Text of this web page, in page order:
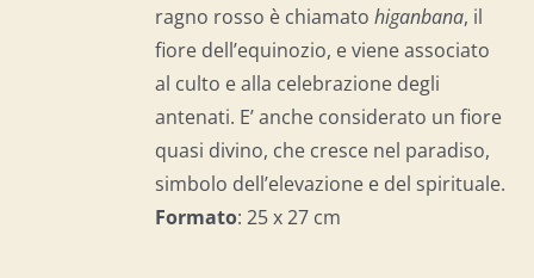
ragno rosso è chiamatohiganbana, il
fiore dell’equinozio, e viene associato
al culto e alla celebrazione degli
antenati. E’ anche considerato un fiore
quasi divino, che cresce nel paradiso,
simbolo dell’elevazione e del spirituale.
Formato: 25 x 27 cm